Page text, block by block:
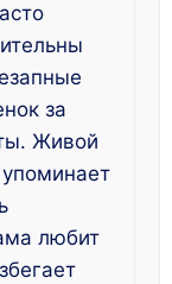
за
Живой
любит